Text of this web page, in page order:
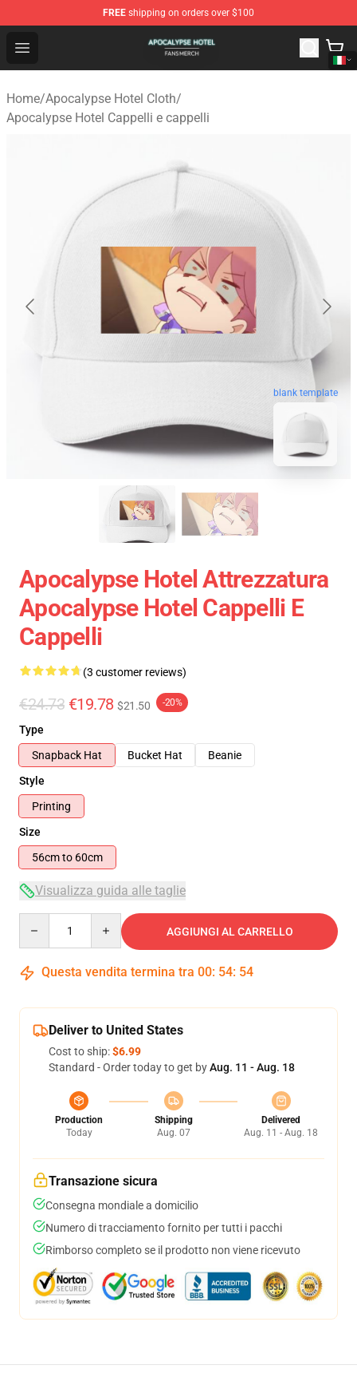
FREE shipping on orders over $100
Open menu
Apocalypse Hotel Shop - Official Apocalypse Hotel
Home/Apocalypse Hotel Cloth/
Apocalypse Hotel Cappelli e cappelli
blank template
Apocalypse Hotel Attrezzatura
Apocalypse Hotel Cappelli E
Cappelli
(3 customer reviews)
€24.73 €19.78 $21.50 -20%
Type
Snapback Hat
Bucket Hat
Beanie
Style
Printing
Size
56cm to 60cm
Visualizza guida alle taglie
AGGIUNGI AL CARRELLO
Questa vendita termina tra 00: 54: 54
Deliver to United States
Cost to ship:$6.99
Standard - Order today to get byAug. 11 - Aug. 18
Production
Today
Shipping
Aug. 07
Delivered
Aug. 11 - Aug. 18
Transazione sicura
Consegna mondiale a domicilio
Numero di tracciamento fornito per tutti i pacchi
Rimborso completo se il prodotto non viene ricevuto